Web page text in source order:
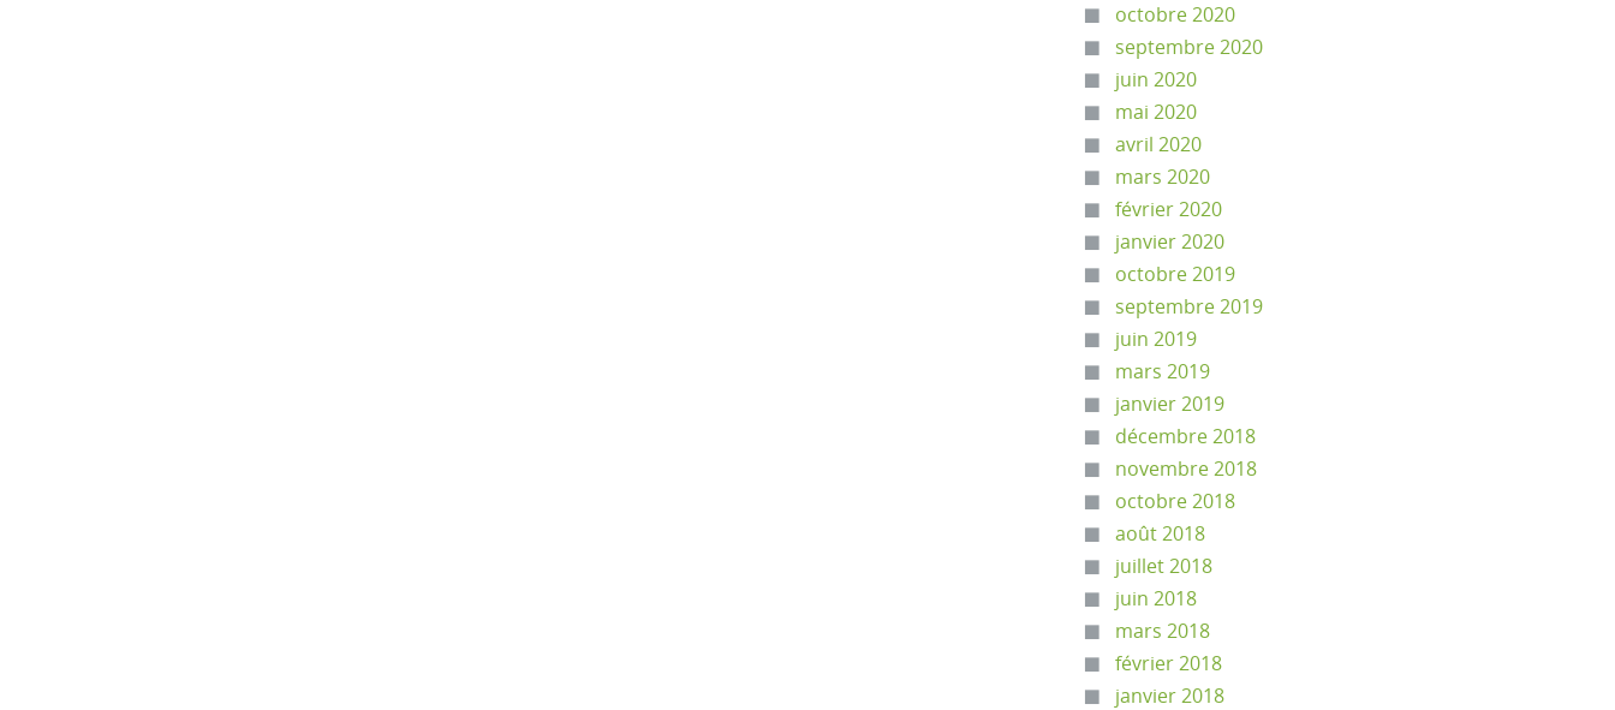
octobre 2020
septembre 2020
juin 2020
mai 2020
avril 2020
mars 2020
février 2020
janvier 2020
octobre 2019
septembre 2019
juin 2019
mars 2019
janvier 2019
décembre 2018
novembre 2018
octobre 2018
août 2018
juillet 2018
juin 2018
mars 2018
février 2018
janvier 2018